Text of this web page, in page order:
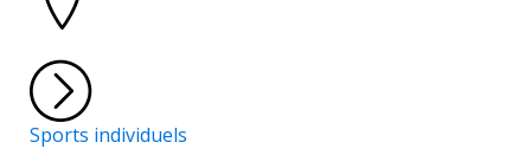
Sports individuels